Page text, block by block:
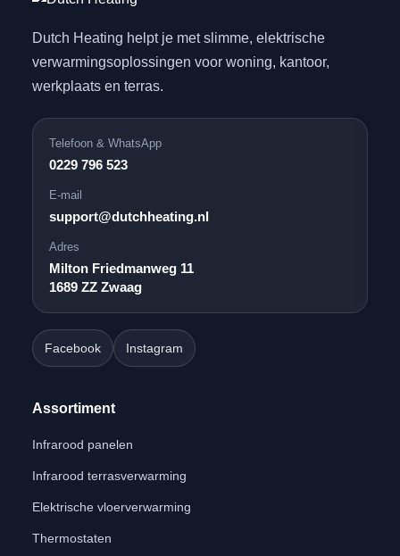
Dutch Heating helpt je met slimme, elektrische
verwarmingsoplossingen voor woning, kantoor,
werkplaats en terras.
Telefoon & WhatsApp
0229 796 523
E-mail
support@dutchheating.nl
Adres
Milton Friedmanweg 11
1689 ZZ Zwaag
Facebook Instagram
Assortiment
Infrarood panelen
Infrarood terrasverwarming
Elektrische vloerverwarming
Thermostaten